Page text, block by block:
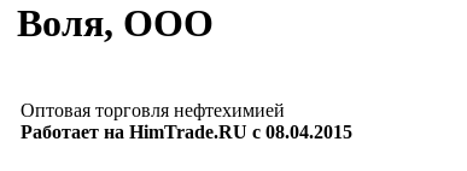
Воля, ООО
Оптовая торговля нефтехимией
Работает на HimTrade.RU с 08.04.2015